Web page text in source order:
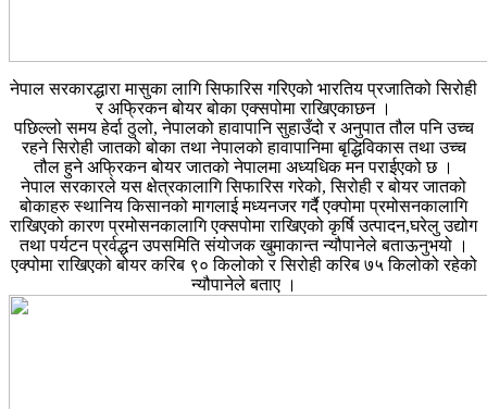
नेपाल सरकारद्धारा मासुका लागि सिफारिस गरिएको भारतिय प्रजातिको सिरोही
र अफ्रिकन बोयर बोका एक्सपोमा राखिएकाछन ।
पछिल्लो समय हेर्दा ठुलो, नेपालको हावापानि सुहाउँदो र अनुपात तौल पनि उच्च
रहने सिरोही जातको बोका तथा नेपालको हावापानिमा बृद्धिविकास तथा उच्च
तौल हुने अफ्रिकन बोयर जातको नेपालमा अध्यधिक मन पराईएको छ ।
नेपाल सरकारले यस क्षेत्रकालागि सिफारिस गरेको, सिरोही र बोयर जातको
बोकाहरु स्थानिय किसानको मागलाई मध्यनजर गर्दै एक्पोमा प्रमोसनकालागि
राखिएको कारण प्रमोसनकालागि एक्सपोमा राखिएको कृर्षि उत्पादन,घरेलु उद्योग
तथा पर्यटन प्रर्वद्धन उपसमिति संयोजक खुमाकान्त न्यौपानेले बताऊनुभयो ।
एक्पोमा राखिएको बोयर करिब ९० किलोको र सिरोही करिब ७५ किलोको रहेको
न्यौपानेले बताए ।